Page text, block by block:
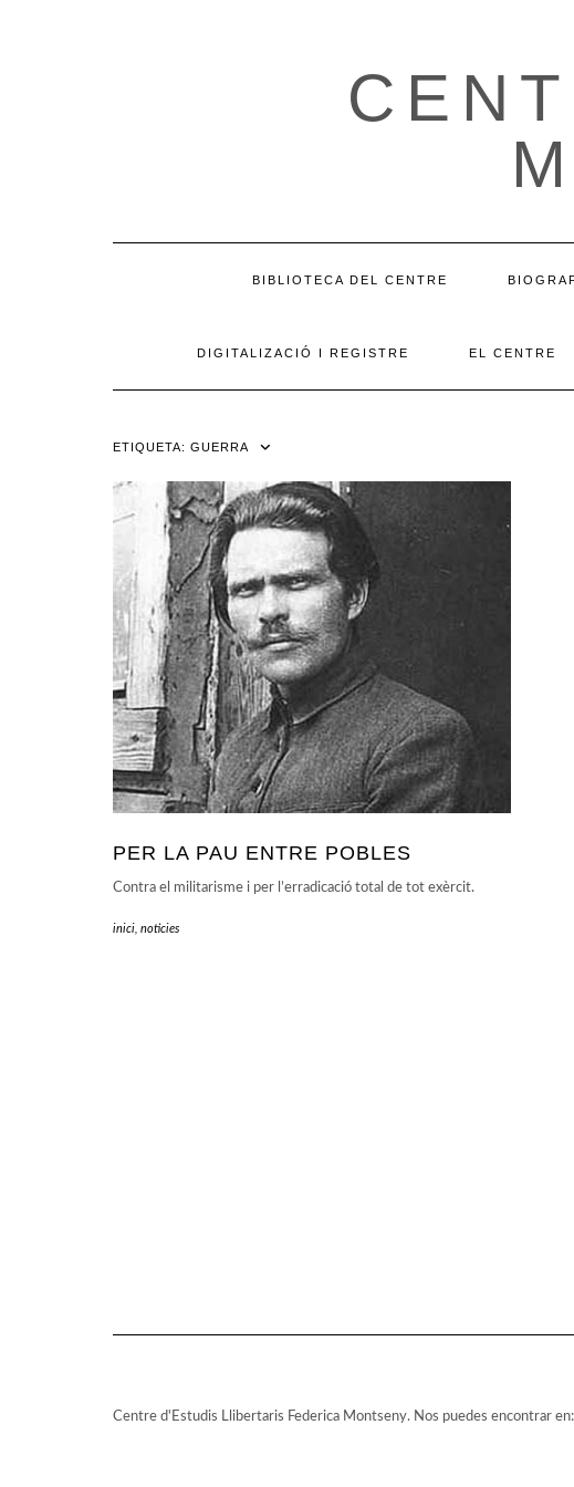
BIBLIOTECA DEL CENTRE
DIGITALIZACIÓ I REGISTRE EL CENTRE
ETIQUETA: GUERRA
PER LA PAU ENTRE POBLES
Contra el militarisme i per l’erradicació total de tot exèrcit.
inici noticies
Centre d'Estudis Llibertaris Federica Montseny. Nos puedes encontrar en: